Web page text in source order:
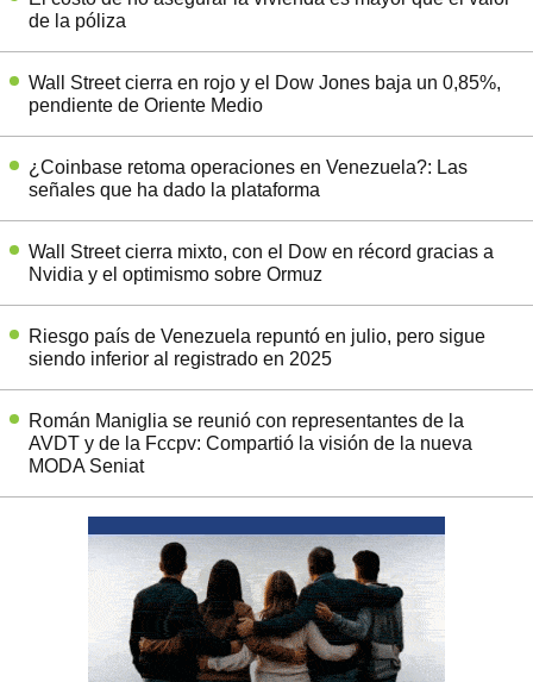
de la póliza
Wall Street cierra en rojo y el Dow Jones baja un 0,85%,
pendiente de Oriente Medio
¿Coinbase retoma operaciones en Venezuela?: Las
señales que ha dado la plataforma
Wall Street cierra mixto, con el Dow en récord gracias a
Nvidia y el optimismo sobre Ormuz
Riesgo país de Venezuela repuntó en julio, pero sigue
siendo inferior al registrado en 2025
Román Maniglia se reunió con representantes de la
AVDT y de la Fccpv: Compartió la visión de la nueva
MODA Seniat